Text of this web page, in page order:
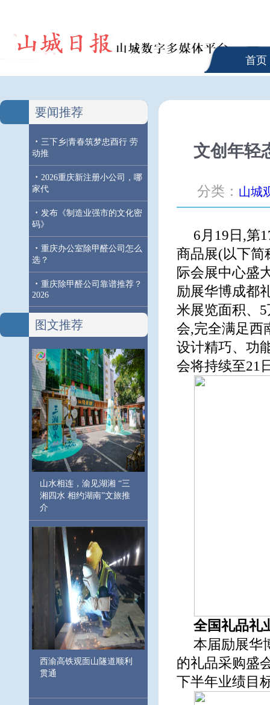
首页
要闻推荐
· 三下乡|青春筑梦忠酉行 劳
动推
· 2026重庆新注册小公司，哪
家代
· 发布《制造业强市的文化密
码》
· 重庆办公室除甲醛公司怎么
选？
· 重庆除甲醛公司靠谱推荐？
2026
图文推荐
山水相连，渝见湖湘 “三
湘四水 相约湖南”文旅推
介
西渝高铁观面山隧道顺利
贯通
文创年轻
分类： 山城
6月19日,第
商品展(以下简
际会展中心盛
励展华博成都
米展览面积、
会,完全满足西
设计精巧、功
会将持续至21
全国礼品礼
本届励展华
的礼品采购盛
下半年业绩目